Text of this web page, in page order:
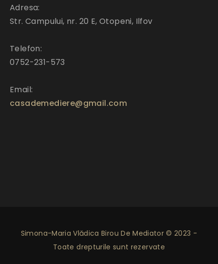
Adresa:
Str. Campului, nr. 20 E, Otopeni, Ilfov
Telefon:
0752-231-573
Email:
casademediere@gmail.com
Simona-Maria Vlădica Birou De Mediator © 2023 -
Toate drepturile sunt rezervate